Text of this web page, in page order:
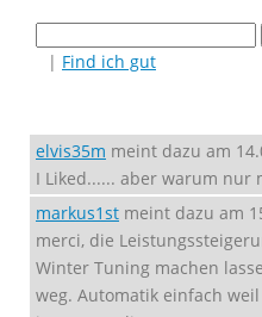
| Find ich gut
elvis35m meint dazu am
I Liked...... aber warum nur
markus1st meint dazu am
merci, die
Winter Tuning machen
weg. Automatik einfach